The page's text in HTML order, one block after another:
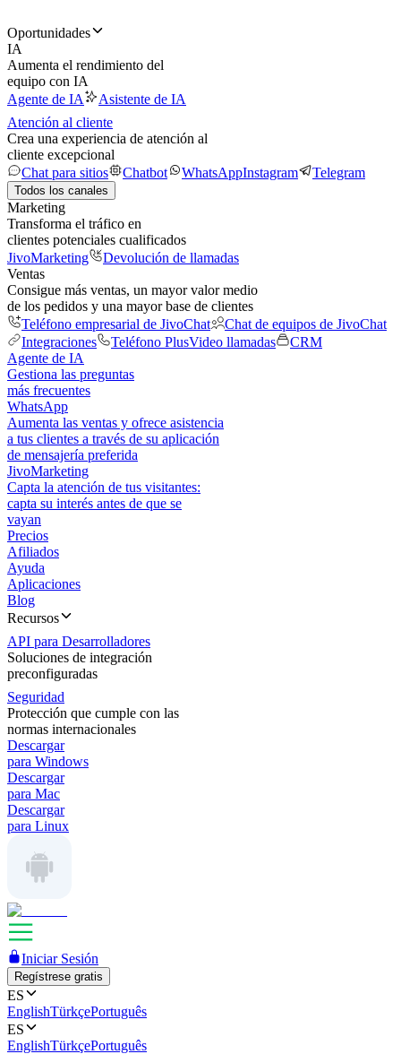
Oportunidades
IA
Aumenta el rendimiento del
equipo con IA
Agente de IA
Asistente de IA
Atención al cliente
Crea una experiencia de atención al
cliente excepcional
Chat para sitios
Chatbot WhatsAppInstagram Telegram
Todos los canales
Marketing
Transforma el tráfico en
clientes potenciales cualificados
JivoMarketing
Devolución de llamadas
Ventas
Consigue más ventas, un mayor valor medio
de los pedidos y una mayor base de clientes
Teléfono empresarial de JivoChat
Chat de equipos de JivoChat
Integraciones
Teléfono PlusVideo llamadas
CRM
Agente de IA
Gestiona las preguntas
más frecuentes
WhatsApp
Aumenta las ventas y ofrece asistencia
a tus clientes a través de su aplicación
de mensajería preferida
JivoMarketing
Capta la atención de tus visitantes:
capta su interés antes de que se
vayan
Precios
Afiliados
Ayuda
Aplicaciones
Blog
Recursos
API para Desarrolladores
Soluciones de integración
preconfiguradas
Seguridad
Protección que cumple con las
normas internacionales
Descargar
para Windows
Descargar
para Mac
Descargar
para Linux
Iniciar Sesión
Regístrese gratis
ES
EnglishTürkçePortuguês
ES
EnglishTürkçePortuguês